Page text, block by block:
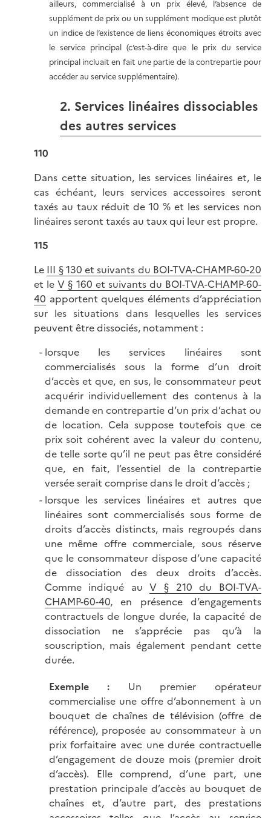
ailleurs, commercialisé à un prix élevé, l’absence de
supplément de prix ou un supplément modique est plutôt
un indice de l’existence de liens économiques étroits avec
le service principal (c’est-à-dire que le prix du service
principal incluait en fait une partie de la contrepartie pour
accéder au service supplémentaire).
2. Services linéaires dissociables
des autres services
110
Dans cette situation, les services linéaires et, le
cas échéant, leurs services accessoires seront
taxés au taux réduit de 10 % et les services non
linéaires seront taxés au taux qui leur est propre.
115
Le III § 130 et suivants du BOI-TVA-CHAMP-60-20
et leV § 160 et suivants du BOI-TVA-CHAMP-60-
40 apportent quelques éléments d’appréciation
sur les situations dans lesquelles les services
peuvent être dissociés, notamment :
lorsque les services linéaires sont
commercialisés sous la forme d’un droit
d’accès et que, en sus, le consommateur peut
acquérir individuellement des contenus à la
demande en contrepartie d’un prix d’achat ou
de location. Cela suppose toutefois que ce
prix soit cohérent avec la valeur du contenu,
de telle sorte qu’il ne peut pas être considéré
que, en fait, l’essentiel de la contrepartie
versée serait comprise dans le droit d’accès ;
lorsque les services linéaires et autres que
linéaires sont commercialisés sous forme de
droits d’accès distincts, mais regroupés dans
une même offre commerciale, sous réserve
que le consommateur dispose d’une capacité
de dissociation des deux droits d’accès.
Comme indiqué auV § 210 du BOI-TVA-
CHAMP-60-40, en présence d’engagements
contractuels de longue durée, la capacité de
dissociation ne s’apprécie pas qu’à la
souscription, mais également pendant cette
durée.
Exemple
: Un premier opérateur
commercialise une offre d’abonnement à un
bouquet de chaînes de télévision (offre de
référence), proposée au consommateur à un
prix forfaitaire avec une durée contractuelle
d’engagement de douze mois (premier droit
d’accès). Elle comprend, d’une part, une
prestation principale d’accès au bouquet de
chaînes et, d’autre part, des prestations